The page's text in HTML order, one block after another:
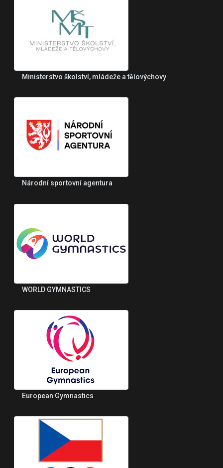
Ministerstvo školství, mládeže a tělovýchovy
Národní sportovní agentura
WORLD GYMNASTICS
European Gymnastics